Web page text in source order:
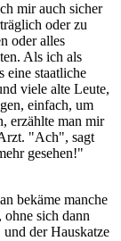
mir auch sicher
oder zu
oder alles
Als ich als
eine staatliche
viele alte Leute,
einfach, um
erzählte man mir
"Ach", sagt
gesehen!"
bekäme manche
sich dann
der Hauskatze